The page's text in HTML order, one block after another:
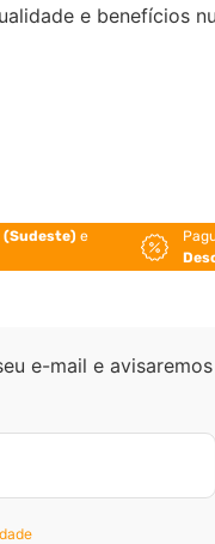
e benefícios
(Sudeste) e
e-mail e